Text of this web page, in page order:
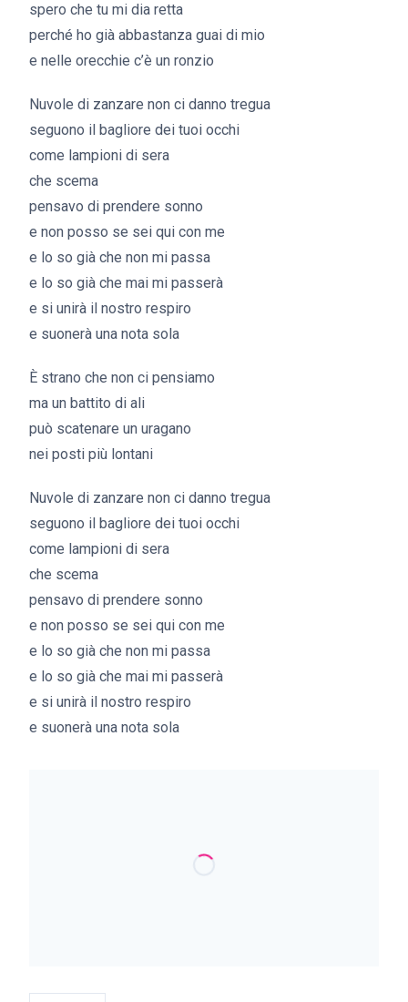
spero che tu mi dia retta
perché ho già abbastanza guai di mio
e nelle orecchie c’è un ronzio
Nuvole di zanzare non ci danno tregua
seguono il bagliore dei tuoi occhi
come lampioni di sera
che scema
pensavo di prendere sonno
e non posso se sei qui con me
e lo so già che non mi passa
e lo so già che mai mi passerà
e si unirà il nostro respiro
e suonerà una nota sola
È strano che non ci pensiamo
ma un battito di ali
può scatenare un uragano
nei posti più lontani
Nuvole di zanzare non ci danno tregua
seguono il bagliore dei tuoi occhi
come lampioni di sera
che scema
pensavo di prendere sonno
e non posso se sei qui con me
e lo so già che non mi passa
e lo so già che mai mi passerà
e si unirà il nostro respiro
e suonerà una nota sola